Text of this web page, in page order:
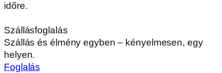
időre.
Szállásfoglalás
Szállás és élmény egyben – kényelmesen, egy
helyen.
Foglalás